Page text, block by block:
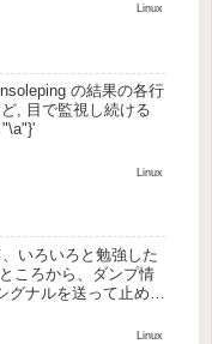
Linux
の結果の各行
, 目で監視し続ける
Linux
いろいろと勉強した
ころから、ダンプ情
ナルを送って止めて
ステムコールを作...
Linux